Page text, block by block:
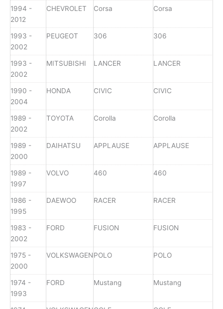
1994 -
2012
CHEVROLET Corsa Corsa
1993 -
2002
PEUGEOT 306 306
1993 -
2002
MITSUBISHI LANCER LANCER
1990 -
2004
HONDA CIVIC CIVIC
1989 -
2002
TOYOTA Corolla Corolla
1989 -
2000
DAIHATSU APPLAUSE APPLAUSE
1989 -
1997
VOLVO 460 460
1986 -
1995
DAEWOO RACER RACER
1983 -
2002
FORD FUSION FUSION
1975 -
2000
VOLKSWAGENPOLO POLO
1974 -
1993
FORD Mustang Mustang